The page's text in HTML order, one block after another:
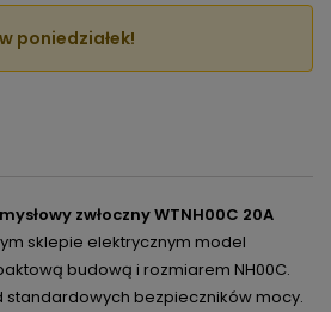
poniedziałek!
zwłoczny WTNH00C 20A
sklepie elektrycznym model
budową i rozmiarem NH00C.
standardowych bezpieczników mocy.